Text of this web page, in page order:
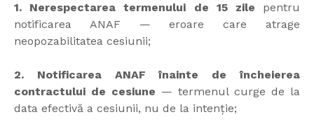
1. Nerespectarea termenului de 15 zile pentru
notificarea ANAF — eroare care atrage
neopozabilitatea cesiunii;
2. Notificarea ANAF înainte de încheierea
contractului de cesiune — termenul curge de la
data efectivă a cesiunii, nu de la intenție;